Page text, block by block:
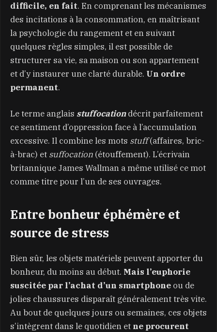
difficile, en fait. En comprenant les mécanismes
des incitations à la consommation, en maîtrisant
la psychologie du rangement et en suivant
quelques règles simples, il est possible de
structurer sa vie, sa maison ou son appartement
et d’y instaurer une clarté durable. Un ordre
permanent.
Le terme anglais stuffocationdécrit parfaitement
ce sentiment d’oppression face à l’accumulation
excessive. Il combine les mots stuff(affaires, bric-
à-brac) et suffocation (étouffement). L’écrivain
britannique James Wallman a même utilisé ce mot
comme titre pour l’un de ses ouvrages.
Entre bonheur éphémère et
source de stress
Bien sûr, les objets matériels peuvent apporter du
bonheur, du moins au début. Mais l’euphorie
suscitée par l’achat d’un smartphone ou de
jolies chaussures disparaît généralement très vite.
Au bout de quelques jours ou semaines, ces objets
s’intègrent dans le quotidien et ne procurent